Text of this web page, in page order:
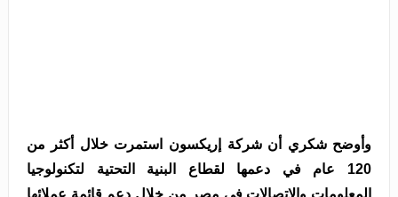
وأوضح شكري أن شركة إريكسون استمرت خلال أكثر من
120 عام في دعمها لقطاع البنية التحتية لتكنولوجيا